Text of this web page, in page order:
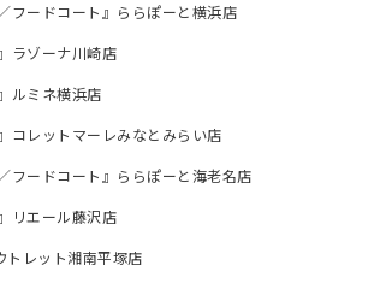
フードコート』ららぽーと横浜店
ラゾーナ川崎店
ルミネ横浜店
コレットマーレみなとみらい店
フードコート』ららぽーと海老名店
リエール藤沢店
トレット湘南平塚店